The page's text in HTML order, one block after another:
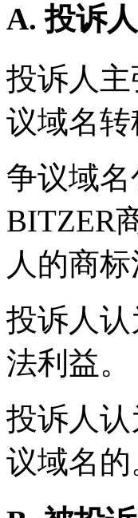
A. 投诉人
投诉人
议域名
争议域
BITZER
人的商标
投诉人
法利益。
投诉人
议域名的